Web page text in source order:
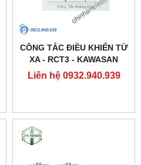
CÔNG TẮC ĐIỀU KHIỂN TỪ
XA - RCT3 - KAWASAN
Liên hệ 0932.940.939